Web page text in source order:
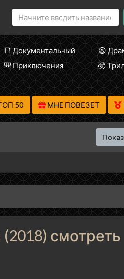
📑 Документальный
😫
🎒 Приключения
🤯
50 МНЕ ПОВЕЗЕТ
смотреть